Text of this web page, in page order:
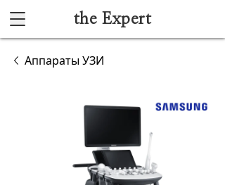
the Expert
Анестезиология и реанимация
Гибкая эндоскопия
Лучевая диагностика
Аппараты УЗИ